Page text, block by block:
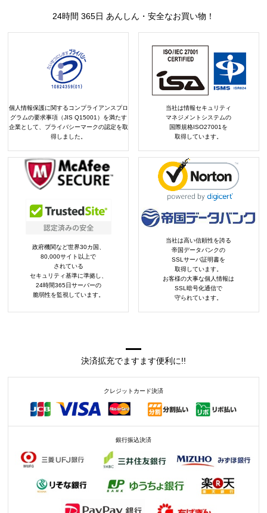
24時間 365日 あんしん・安全なお買い物！
個人情報保護に関するコンプライアンスプロ
グラムの要求事項（JIS Q15001）を満たす
企業として、プライバシーマークの認定を取
得しました。
当社は情報セキュリティ
マネジメントシステムの
国際規格ISO27001を
取得しています。
政府機関など世界30カ国、
80,000サイト以上で
されている
セキュリティ基準に準拠し、
24時間365日サーバーの
脆弱性を監視しています。
当社は高い信頼性を誇る
帝国データバンクの
SSLサーバ証明書を
取得しています。
お客様の大事な個人情報は
SSL暗号化通信で
守られています。
決済拡充でますます便利に!!
クレジットカード決済
銀行振込決済